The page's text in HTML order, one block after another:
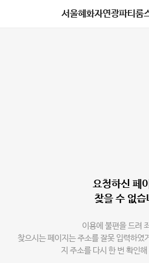
서울혜화자연광파티룸
요청하신 페
찾을 수 없습
이용에 불편을 드려
찾으시는 페이지는 주소를 잘못 입력하였
지 주소를 다시 한 번 확인